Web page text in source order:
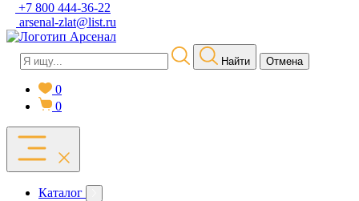
+7 800 444-36-22
arsenal-zlat@list.ru
Найти Отмена
0
0
Каталог